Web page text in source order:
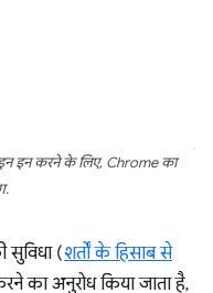
इन करने के लिए, Chrome का
सुविधा (शर्तों के हिसाब से
का अनुरोध किया जाता है,